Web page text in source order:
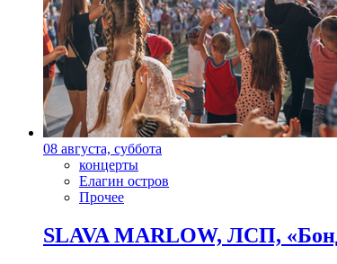
08 августа, суббота
концерты
Елагин остров
Прочее
SLAVA MARLOW, ЛСП,